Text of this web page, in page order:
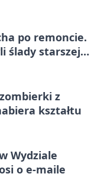
po remoncie.
ślady starszej
z
kształtu
Wydziale
o e-maile